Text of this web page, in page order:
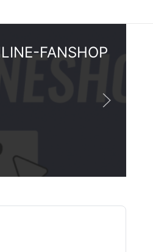
FANSHOP
VON 9-13 JAHREN